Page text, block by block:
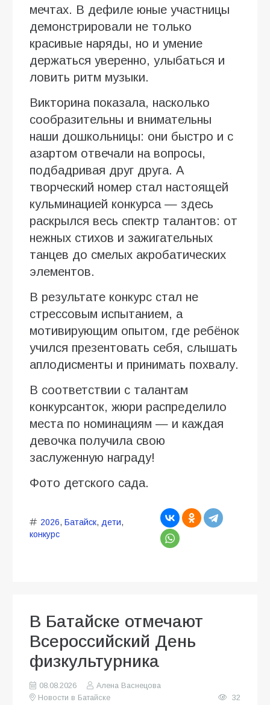
мечтах. В дефиле юные участницы
демонстрировали не только
красивые наряды, но и умение
держаться уверенно, улыбаться и
ловить ритм музыки.
Викторина показала, насколько
сообразительны и внимательны
наши дошкольницы: они быстро и с
азартом отвечали на вопросы,
подбадривая друг друга. А
творческий номер стал настоящей
кульминацией конкурса — здесь
раскрылся весь спектр талантов: от
нежных стихов и зажигательных
танцев до смелых акробатических
элементов.
В результате конкурс стал не
стрессовым испытанием, а
мотивирующим опытом, где ребёнок
учился презентовать себя, слышать
аплодисменты и принимать похвалу.
В соответствии с талантам
конкурсанток, жюри распределило
места по номинациям — и каждая
девочка получила свою
заслуженную награду!
Фото детского сада.
2026, Батайск, дети,
конкурс
В Батайске отмечают
Всероссийский День
физкультурника
08.08.2026
Алена Васнецова
Новости в Батайске
32